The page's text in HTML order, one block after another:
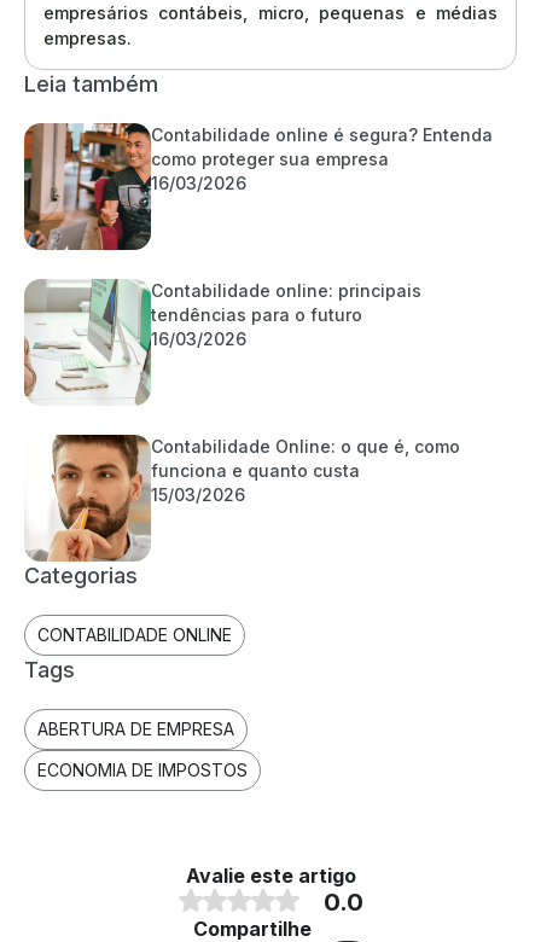
empresários contábeis, micro, pequenas e médias
empresas.
Leia também
Contabilidade online é segura? Entenda
como proteger sua empresa
16/03/2026
Contabilidade online: principais
tendências para o futuro
16/03/2026
Contabilidade Online: o que é, como
funciona e quanto custa
15/03/2026
Categorias
CONTABILIDADE ONLINE
Tags
ABERTURA DE EMPRESA
ECONOMIA DE IMPOSTOS
Avalie este artigo
0.0
Compartilhe